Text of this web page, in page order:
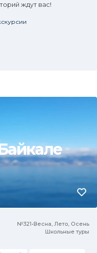
ждут вас!
№321•Весна, Лето, Осень
Школьные туры